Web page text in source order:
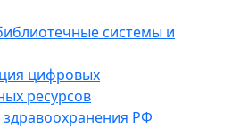
системы и
цифровых
ресурсов
РФ